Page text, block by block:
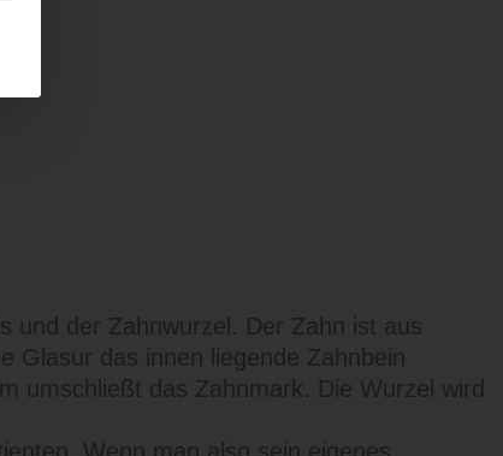
und der Zahnwurzel. Der Zahn ist aus
Glasur das innen liegende Zahnbein
umschließt das Zahnmark. Die Wurzel wird